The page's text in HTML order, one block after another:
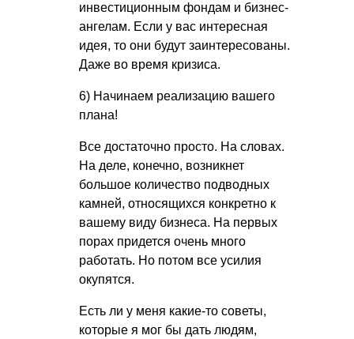
инвестиционным фондам и бизнес-
ангелам. Если у вас интересная
идея, то они будут заинтересованы.
Даже во время кризиса.
6) Начинаем реализацию вашего
плана!
Все достаточно просто. На словах.
На деле, конечно, возникнет
большое количество подводных
камней, относящихся конкретно к
вашему виду бизнеса. На первых
порах придется очень много
работать. Но потом все усилия
окупятся.
Есть ли у меня какие-то советы,
которые я мог бы дать людям,